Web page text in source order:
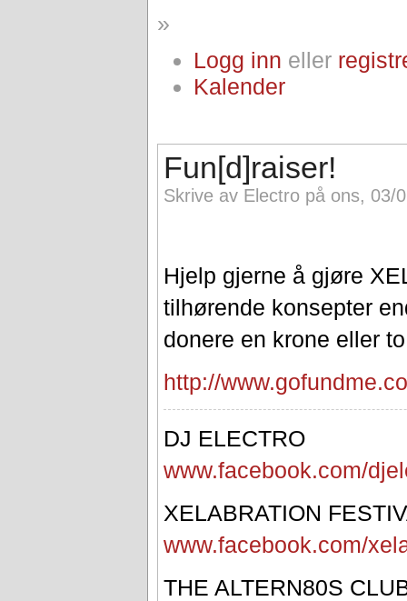
»
Logg inn eller
Kalender
Fun[d]raiser!
Skrive av Electro på ons, 03/
Hjelp gjerne å gjøre
tilhørende konsepter
donere en krone eller
http://
DJ ELECTRO
www.facebook.com/
XELABRATION
www.facebook.com/
THE ALTERN80S